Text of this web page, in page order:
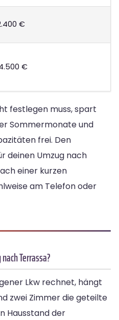
€
€
festlegen muss, spart
Sommermonate und
frei. Den
deinen Umzug nach
einer kurzen
am Telefon oder
Terrassa?
Lkw rechnet, hängt
zwei Zimmer die geteilte
Hausstand der